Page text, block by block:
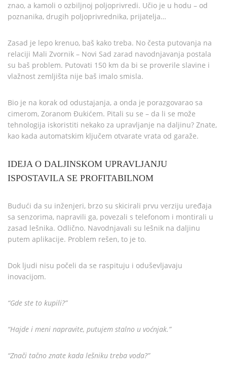
znao, a kamoli o ozbiljnoj poljoprivredi. Učio je u hodu – od
poznanika, drugih poljoprivrednika, prijatelja…
Zasad je lepo krenuo, baš kako treba. No česta putovanja na
relaciji Mali Zvornik – Novi Sad zarad navodnjavanja postala
su baš problem. Putovati 150 km da bi se proverile slavine i
vlažnost zemljišta nije baš imalo smisla.
Bio je na korak od odustajanja, a onda je porazgovarao sa
cimerom, Zoranom Đukićem. Pitali su se – da li se može
tehnologija iskoristiti nekako za upravljanje na daljinu? Znate,
kao kada automatskim ključem otvarate vrata od garaže.
IDEJA O DALJINSKOM UPRAVLJANJU
ISPOSTAVILA SE PROFITABILNOM
Budući da su inženjeri, brzo su skicirali prvu verziju uređaja
sa senzorima, napravili ga, povezali s telefonom i montirali u
zasad lešnika. Odlično. Navodnjavali su lešnik na daljinu
putem aplikacije. Problem rešen, to je to.
Dok ljudi nisu počeli da se raspituju i oduševljavaju
inovacijom.
“Gde ste to kupili?”
“Hajde i meni napravite, putujem stalno u voćnjak.”
“Znači tačno znate kada lešniku treba voda?”